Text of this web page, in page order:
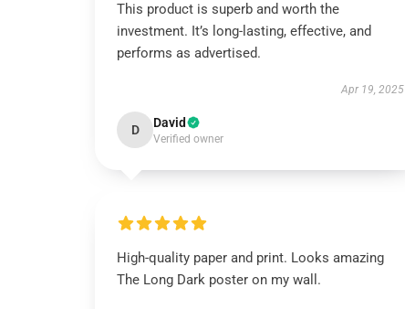
This product is superb and worth the
investment. It’s long-lasting, effective, and
performs as advertised.
Apr 19, 2025
D David
Verified owner
High-quality paper and print. Looks amazing
The Long Dark poster on my wall.